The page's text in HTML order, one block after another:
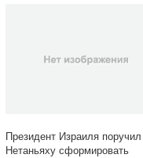
Президент Израиля поручил
Нетаньяху сформировать